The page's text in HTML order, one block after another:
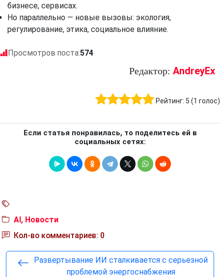
бизнесе, сервисах.
Но параллельно — новые вызовы: экология,
регулирование, этика, социальное влияние.
Просмотров поста:574
Редактор: AndreyEx
Рейтинг: 5 (1 голос)
Если статья понравилась, то поделитесь ей в
социальных сетях:
AI, Новости
Кол-во комментариев: 0
Развертывание ИИ сталкивается с серьезной
проблемой энергоснабжения